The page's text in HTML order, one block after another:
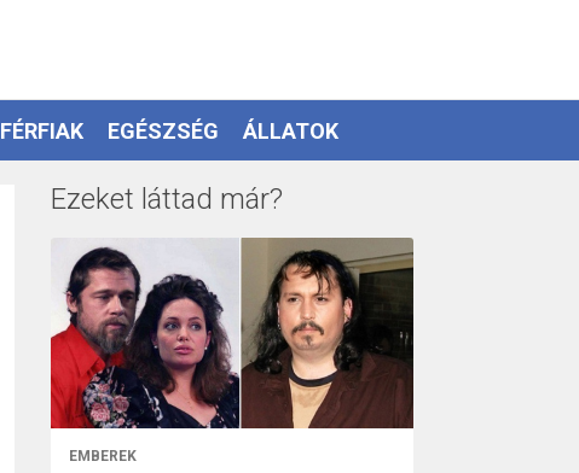
FÉRFIAK EGÉSZSÉG ÁLLATOK
Ezeket láttad már?
EMBEREK